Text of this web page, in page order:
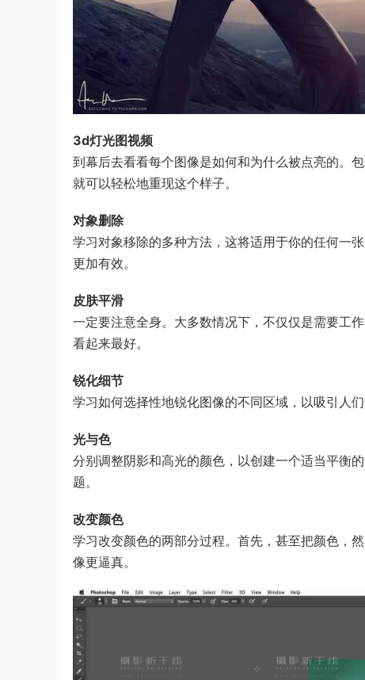
3d灯光图视频
到幕后去看看每个图像是如何和为什么被点亮的。
就可以轻松地重现这个样子。
对象删除
学习对象移除的多种方法，这将适用于你的任何一
更加有效。
皮肤平滑
一定要注意全身。大多数情况下，不仅仅是需要工
看起来最好。
锐化细节
学习如何选择性地锐化图像的不同区域，以吸引人
光与色
分别调整阴影和高光的颜色，以创建一个适当平衡
题。
改变颜色
学习改变颜色的两部分过程。首先，甚至把颜色，
像更逼真。